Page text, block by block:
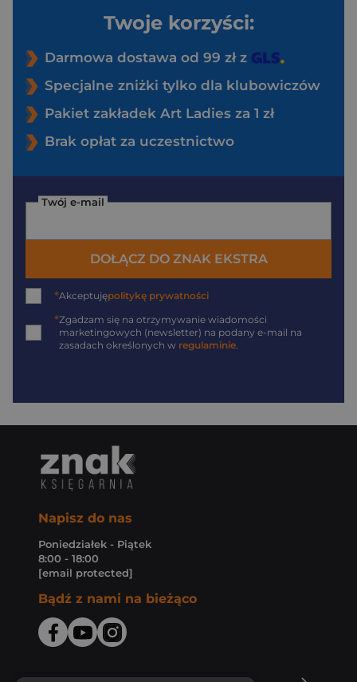
Twoje korzyści:
Darmowa dostawa od 99 zł z
Specjalne zniżki tylko dla klubowiczów
Pakiet zakładek Art Ladies za 1 zł
Brak opłat za uczestnictwo
Twój e-mail
DOŁĄCZ DO ZNAK EKSTRA
*Akceptujępolitykę prywatności
*Zgadzam się na otrzymywanie wiadomości
marketingowych (newsletter) na podany e-mail na
zasadach określonych w regulaminie
Napisz do nas
Poniedziałek - Piątek
8:00 - 18:00
[email protected]
Bądź z nami na bieżąco